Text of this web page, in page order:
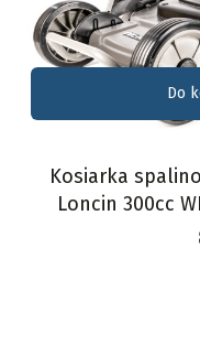
Do
Kosiarka
Loncin 300cc